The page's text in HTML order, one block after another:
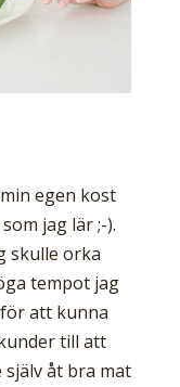
egen kost
jag lär ;-).
skulle orka
tempot jag
att kunna
till att
åt bra mat